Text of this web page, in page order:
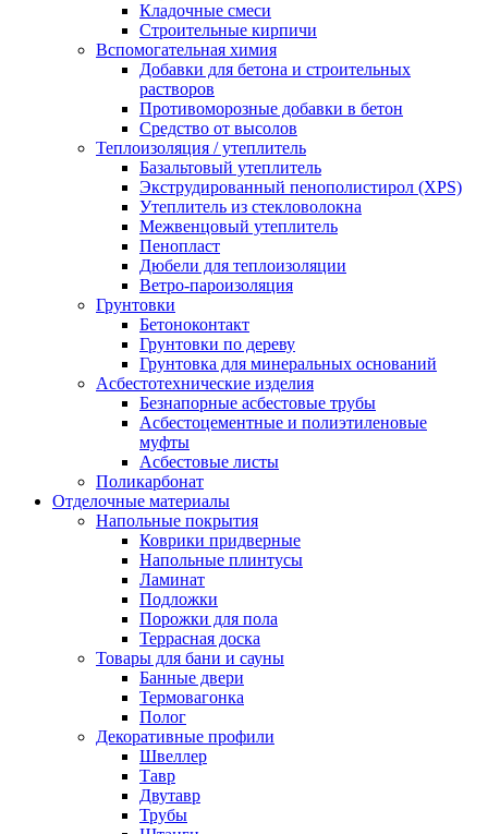
Кладочные смеси
Строительные кирпичи
Вспомогательная химия
Добавки для бетона и строительных
растворов
Противоморозные добавки в бетон
Средство от высолов
Теплоизоляция / утеплитель
Базальтовый утеплитель
Экструдированный пенополистирол (XPS)
Утеплитель из стекловолокна
Межвенцовый утеплитель
Пенопласт
Дюбели для теплоизоляции
Ветро-пароизоляция
Грунтовки
Бетоноконтакт
Грунтовки по дереву
Грунтовка для минеральных оснований
Асбестотехнические изделия
Безнапорные асбестовые трубы
Асбестоцементные и полиэтиленовые
муфты
Асбестовые листы
Поликарбонат
Отделочные материалы
Напольные покрытия
Коврики придверные
Напольные плинтусы
Ламинат
Подложки
Порожки для пола
Террасная доска
Товары для бани и сауны
Банные двери
Термовагонка
Полог
Декоративные профили
Швеллер
Тавр
Двутавр
Трубы